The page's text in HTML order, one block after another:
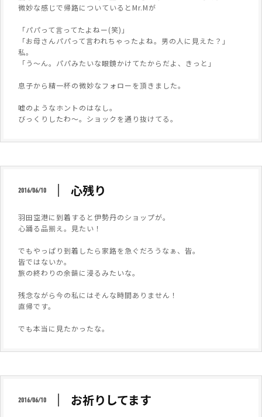
微妙な感じで帰路についているとMr.Mが
「パパって言ってたよねー(笑)」
「お母さんパパって言われちゃったよね。男の人に見えた？」
私。
「う～ん。パパみたいな眼鏡かけてたからだよ、きっと」
息子から精一杯の微妙なフォローを頂きました。
嘘のようなホントのはなし。
びっくりしたわ～。ショックを通り抜けてる。
2016/06/10 心残り
羽田空港に到着すると伊勢丹のショップが。
心踊る品揃え。見たい！
でもやっぱり到着したら家路を急ぐだろうなぁ、皆。
皆ではないか。
旅の終わりの余韻に浸るみたいな。
残念ながら今の私にはそんな時間ありません！
直帰です。
でも本当に見たかったな。
2016/06/10 お祈りしてます